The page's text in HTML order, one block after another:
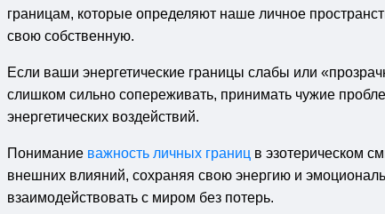
границам, которые определяют наше личное
свою собственную.
Если ваши энергетические границы слабы или
слишком сильно сопереживать, принимать чужие
энергетических воздействий.
Понимание важность личных границ в эзотерическом
внешних влияний, сохраняя свою энергию и
взаимодействовать с миром без потерь.